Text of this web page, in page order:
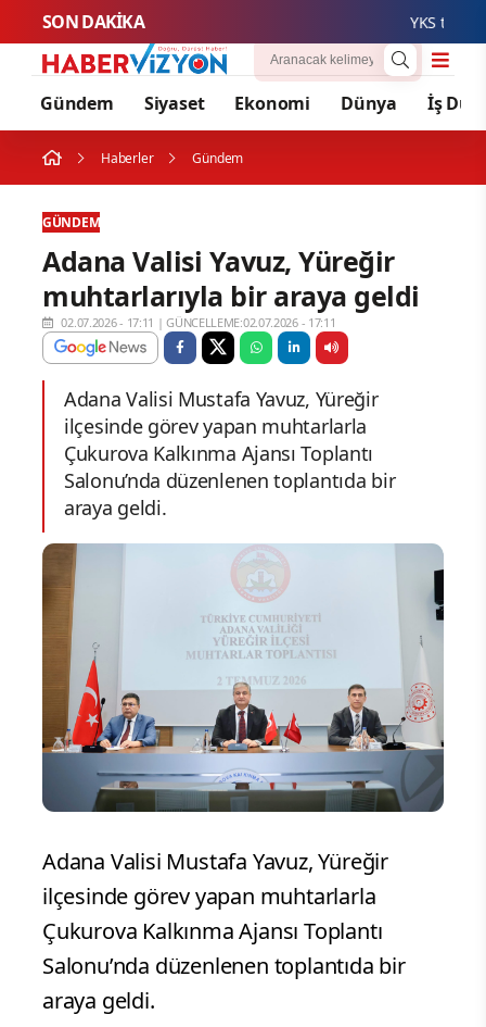
SON DAKİKA YKS
Gündem Siyaset Ekonomi Dünya İş
Haberler Gündem
GÜNDEM
Adana Valisi Yavuz, Yüreğir
muhtarlarıyla bir araya geldi
02.07.2026 - 17:11 |GÜNCELLEME:02.07.2026 - 17:11
Adana Valisi Mustafa Yavuz, Yüreğir
ilçesinde görev yapan muhtarlarla
Çukurova Kalkınma Ajansı Toplantı
Salonu’nda düzenlenen toplantıda bir
araya geldi.
Adana Valisi Mustafa Yavuz, Yüreğir
ilçesinde görev yapan muhtarlarla
Çukurova Kalkınma Ajansı Toplantı
Salonu’nda düzenlenen toplantıda bir
araya geldi.